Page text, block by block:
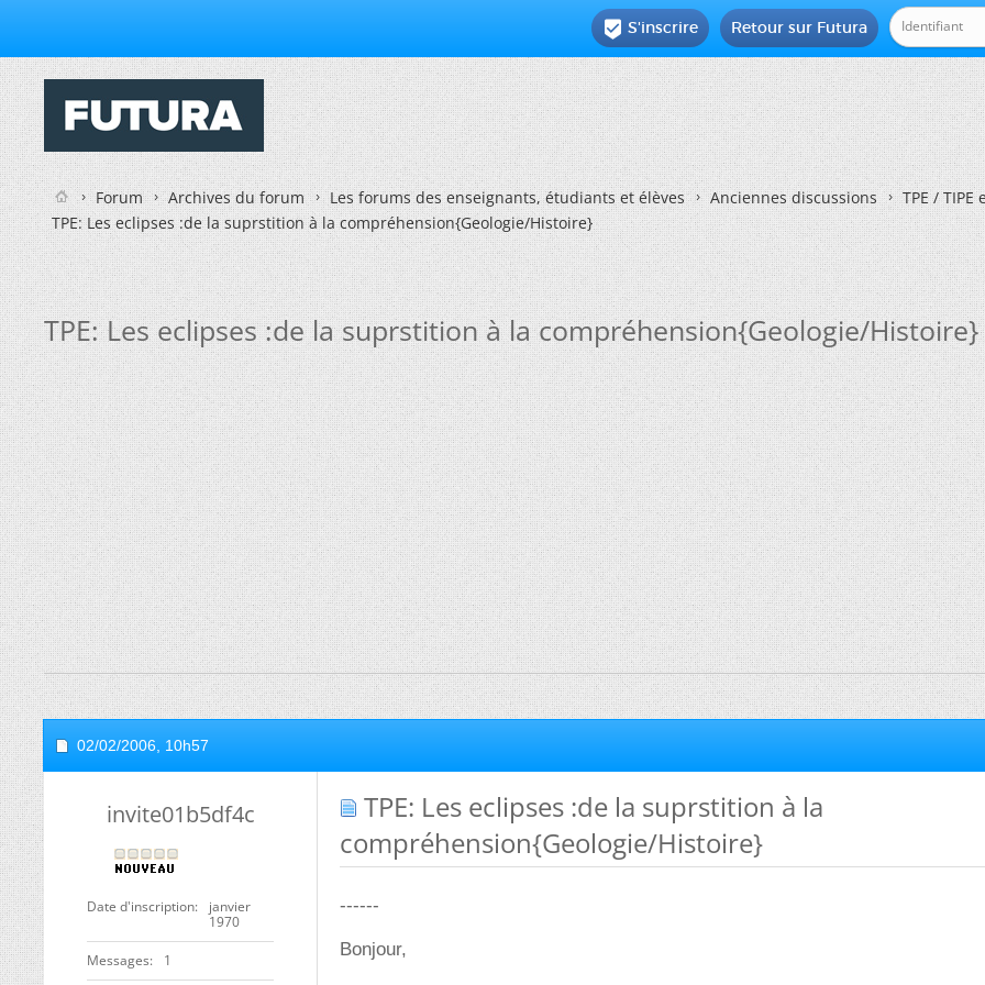
Retour sur Futura
 S'inscrire
Forum Archives du forum Les forums des enseignants, étudiants et élèves Anciennes discussions
TPE /
TPE: Les eclipses :de la suprstition à la compréhension{Geologie/Histoire}
TPE: Les eclipses :de la suprstition à la compréhension{Geologie/Histoire}
02/02/2006, 10h57
invite01b5df4c
Date d'inscription
janvier
1970
Messages 1
TPE: Les eclipses :de la suprstition à la
compréhension{Geologie/Histoire}
------
Bonjour,